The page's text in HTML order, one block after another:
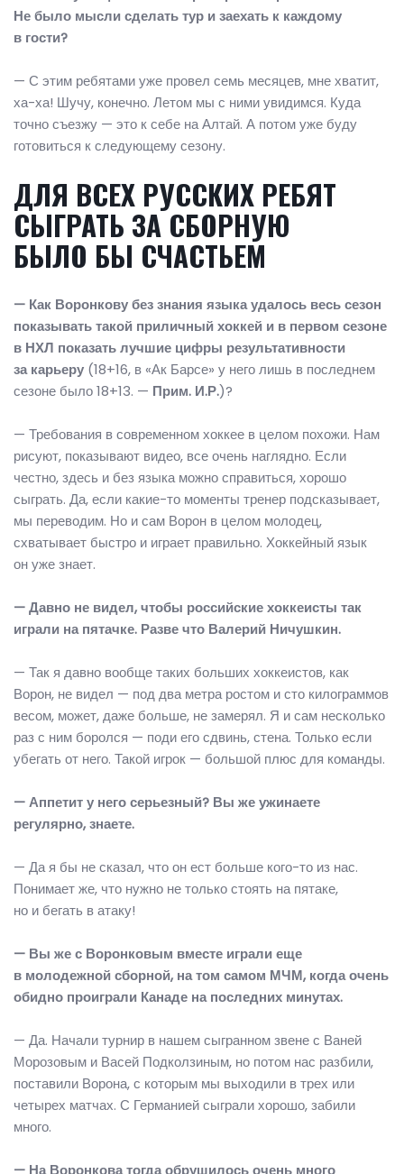
Не было мысли сделать тур и заехать к каждому
в гости?
— С этим ребятами уже провел семь месяцев, мне хватит,
ха-ха! Шучу, конечно. Летом мы с ними увидимся. Куда
точно съезжу — это к себе на Алтай. А потом уже буду
готовиться к следующему сезону.
ДЛЯ ВСЕХ РУССКИХ РЕБЯТ
СЫГРАТЬ ЗА СБОРНУЮ
БЫЛО БЫ СЧАСТЬЕМ
— Как Воронкову без знания языка удалось весь сезон
показывать такой приличный хоккей и в первом сезоне
в НХЛ показать лучшие цифры результативности
за карьеру (18+16, в «Ак Барсе» у него лишь в последнем
сезоне было 18+13. — Прим. И.Р.)?
— Требования в современном хоккее в целом похожи. Нам
рисуют, показывают видео, все очень наглядно. Если
честно, здесь и без языка можно справиться, хорошо
сыграть. Да, если какие-то моменты тренер подсказывает,
мы переводим. Но и сам Ворон в целом молодец,
схватывает быстро и играет правильно. Хоккейный язык
он уже знает.
— Давно не видел, чтобы российские хоккеисты так
играли на пятачке. Разве что Валерий Ничушкин.
— Так я давно вообще таких больших хоккеистов, как
Ворон, не видел — под два метра ростом и сто килограммов
весом, может, даже больше, не замерял. Я и сам несколько
раз с ним боролся — поди его сдвинь, стена. Только если
убегать от него. Такой игрок — большой плюс для команды.
— Аппетит у него серьезный? Вы же ужинаете
регулярно, знаете.
— Да я бы не сказал, что он ест больше кого-то из нас.
Понимает же, что нужно не только стоять на пятаке,
но и бегать в атаку!
— Вы же с Воронковым вместе играли еще
в молодежной сборной, на том самом МЧМ, когда очень
обидно проиграли Канаде на последних минутах.
— Да. Начали турнир в нашем сыгранном звене с Ваней
Морозовым и Васей Подколзиным, но потом нас разбили,
поставили Ворона, с которым мы выходили в трех или
четырех матчах. С Германией сыграли хорошо, забили
много.
— На Воронкова тогда обрушилось очень много